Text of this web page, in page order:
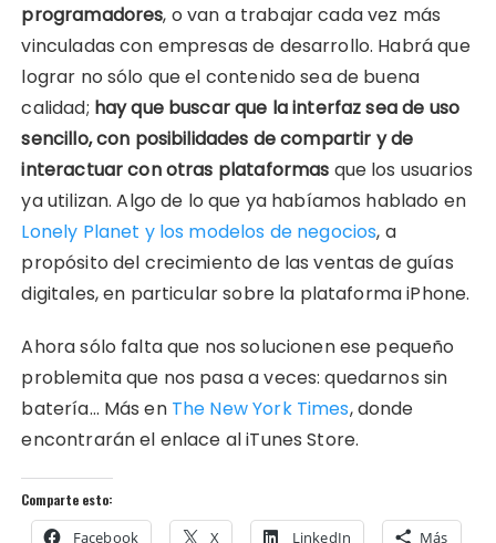
programadores, o van a trabajar cada vez más
vinculadas con empresas de desarrollo. Habrá que
lograr no sólo que el contenido sea de buena
calidad; hay que buscar que la interfaz sea de uso
sencillo, con posibilidades de compartir y de
interactuar con otras plataformas que los usuarios
ya utilizan. Algo de lo que ya habíamos hablado en
Lonely Planet y los modelos de negocios, a
propósito del crecimiento de las ventas de guías
digitales, en particular sobre la plataforma iPhone.
Ahora sólo falta que nos solucionen ese pequeño
problemita que nos pasa a veces: quedarnos sin
batería… Más en The New York Times, donde
encontrarán el enlace al iTunes Store.
Comparte esto:
Facebook X LinkedIn Más